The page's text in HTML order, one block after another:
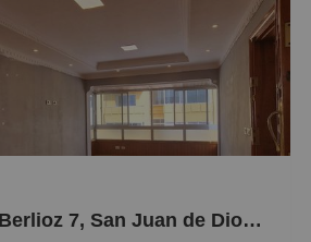
Juan de Dios-Salto del Negro-Playa de la Laja